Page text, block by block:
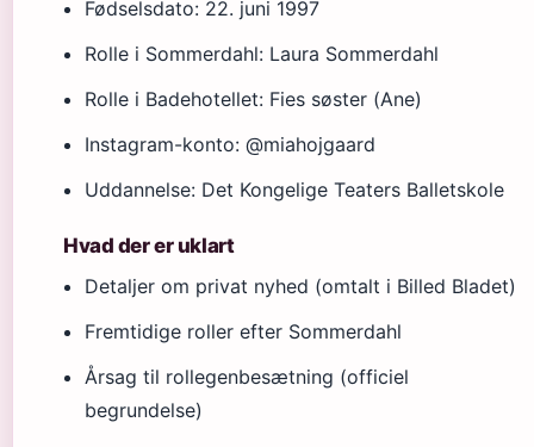
Fødselsdato: 22. juni 1997
Rolle i Sommerdahl: Laura Sommerdahl
Rolle i Badehotellet: Fies søster (Ane)
Instagram-konto: @miahojgaard
Uddannelse: Det Kongelige Teaters Balletskole
Hvad der er uklart
Detaljer om privat nyhed (omtalt i Billed Bladet)
Fremtidige roller efter Sommerdahl
Årsag til rollegenbesætning (officiel
begrundelse)